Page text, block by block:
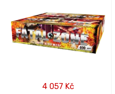
4 057 Kč